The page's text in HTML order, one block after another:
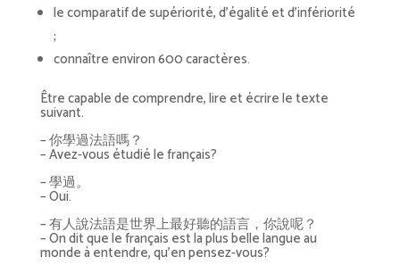
le comparatif de supériorité, d’égalité et d’infériorité
;
connaître environ 600 caractères.
Être capable de comprendre, lire et écrire le texte
suivant.
– 你學過法語嗎？
– Avez-vous étudié le français?
– 學過。
– Oui.
– 有人說法語是世界上最好聽的語言，你說呢？
– On dit que le français est la plus belle langue au
monde à entendre, qu’en pensez-vous?